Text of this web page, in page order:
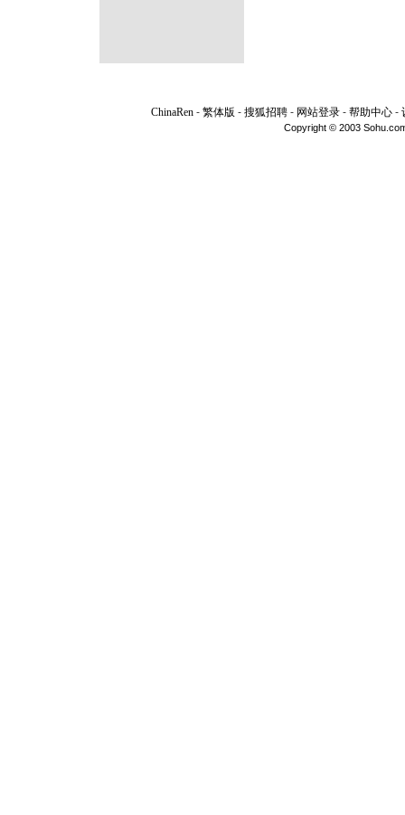
ChinaRen - 繁体版 - 搜狐招聘 - 网站登录 - 帮助中心 -
Copyright © 2003